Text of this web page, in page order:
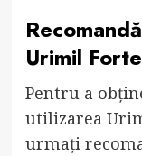
Urimil Forte
Pentru a
utilizarea
urmați